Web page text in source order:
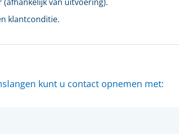
klantconditie.
kunt u contact opnemen met: